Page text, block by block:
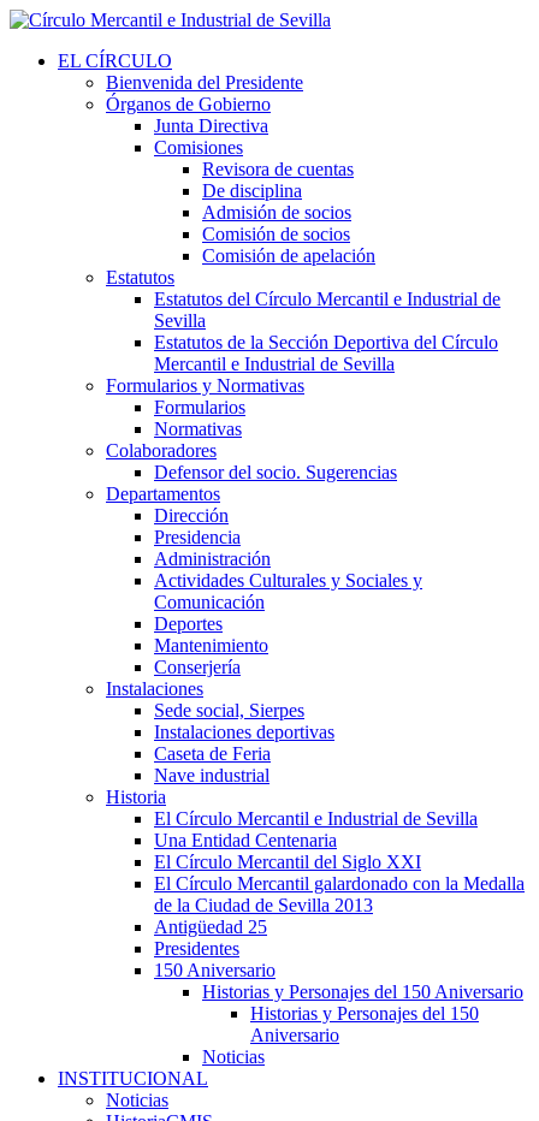
EL CÍRCULO
Bienvenida del Presidente
Órganos de Gobierno
Junta Directiva
Comisiones
Revisora de cuentas
De disciplina
Admisión de socios
Comisión de socios
Comisión de apelación
Estatutos
Estatutos del Círculo Mercantil e Industrial de
Sevilla
Estatutos de la Sección Deportiva del Círculo
Mercantil e Industrial de Sevilla
Formularios y Normativas
Formularios
Normativas
Colaboradores
Defensor del socio. Sugerencias
Departamentos
Dirección
Presidencia
Administración
Actividades Culturales y Sociales y
Comunicación
Deportes
Mantenimiento
Conserjería
Instalaciones
Sede social, Sierpes
Instalaciones deportivas
Caseta de Feria
Nave industrial
Historia
El Círculo Mercantil e Industrial de Sevilla
Una Entidad Centenaria
El Círculo Mercantil del Siglo XXI
El Círculo Mercantil galardonado con la Medalla
de la Ciudad de Sevilla 2013
Antigüedad 25
Presidentes
150 Aniversario
Historias y Personajes del 150 Aniversario
Historias y Personajes del 150
Aniversario
Noticias
INSTITUCIONAL
Noticias